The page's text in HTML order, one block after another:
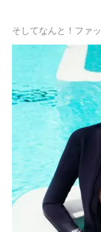
そしてなんと！ファ